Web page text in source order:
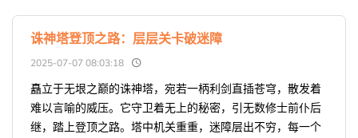
诛神塔登顶之路：层层关卡破迷障
2025-07-07 08:03:18
矗立于无垠之巅的诛神塔，宛若一柄利剑直插苍穹，散发着
难以言喻的威压。它守卫着无上的秘密，引无数修士前仆后
继，踏上登顶之路。塔中机关重重，迷障层出不穷，每一个